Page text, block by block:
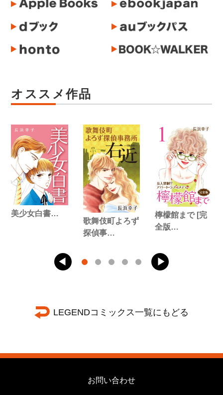
オススメ作品
美少女白書…
歌舞伎町よろず
探偵事…
檸檬館まで [完
全版…
LEGENDコミックス一覧にもどる
お問い合わせ